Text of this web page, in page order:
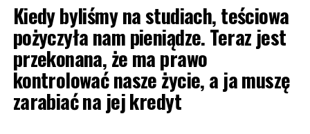
Kiedy byliśmy na studiach, teściowa
pożyczyła nam pieniądze. Teraz jest
przekonana, że ma prawo
kontrolować nasze życie, a ja muszę
zarabiać na jej kredyt